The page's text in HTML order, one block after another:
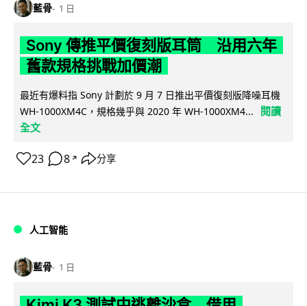
藍骨 1 日
Sony 傳推平價復刻版耳筒 沿用六年
舊款規格挑戰加價潮
最近有爆料指 Sony 計劃於 9 月 7 日推出平價復刻版降噪耳機
WH-1000XM4C，規格幾乎與 2020 年 WH-1000XM4...
閱讀
全文
23 8 ↗ 分享
人工智能
藍骨 1 日